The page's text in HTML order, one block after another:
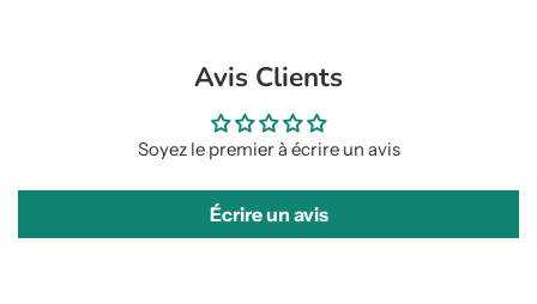
Avis Clients
Soyez le premier à écrire un avis
Écrire un avis